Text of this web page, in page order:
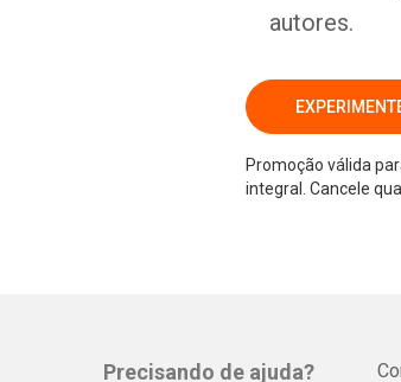
autores.
Promoção válida
integral. Cancele
Precisando de ajuda?